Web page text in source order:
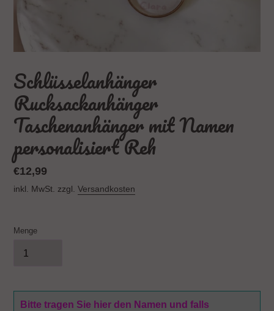
Schlüsselanhänger
Rucksackanhänger
Taschenanhänger mit Namen
personalisiert Reh
Normaler
Preis
€12,99
inkl. MwSt. zzgl. Versandkosten
Menge
Bitte tragen Sie hier den Namen und falls